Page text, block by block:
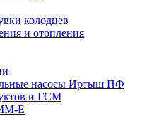
колодцев
и отопления
насосы Иртыш ПФ
и ГСМ
Е